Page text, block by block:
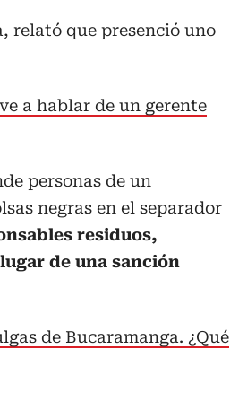
relató que presenció uno
a hablar de un gerente
personas de un
negras en el separador
residuos,
de una sanción
de Bucaramanga. ¿Qué